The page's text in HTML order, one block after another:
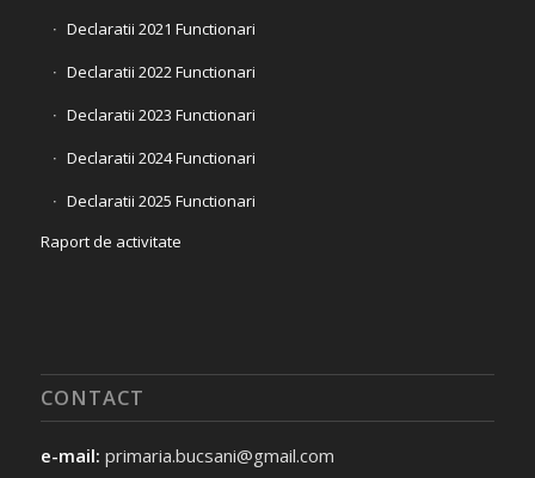
Declaratii 2021 Functionari
Declaratii 2022 Functionari
Declaratii 2023 Functionari
Declaratii 2024 Functionari
Declaratii 2025 Functionari
Raport de activitate
CONTACT
e-mail: primaria.bucsani@gmail.com